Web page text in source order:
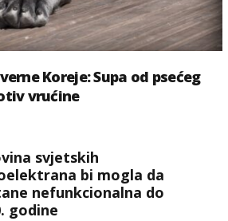
Koreje: Supa od psećeg
vrućine
svjetskih
bi mogla da
nefunkcionalna do
godine